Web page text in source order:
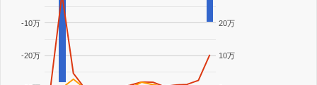
-20万
-10万
10万
20万